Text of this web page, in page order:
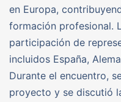
en Europa,
formación profesional.
participación de
incluidos España,
Durante el encuentro,
proyecto y se discutió